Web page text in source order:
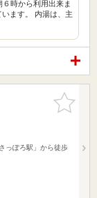
時から利用出来ま
ます。 内湯は、主
お気に入
りに追加
っぽろ駅」から徒歩